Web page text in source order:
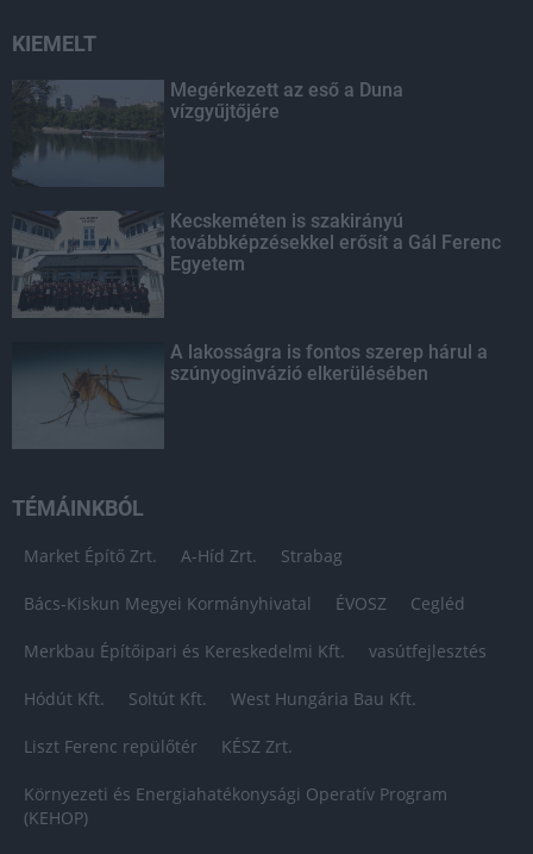
KIEMELT
Megérkezett az eső a Duna
vízgyűjtőjére
Kecskeméten is szakirányú
továbbképzésekkel erősít a Gál Ferenc
Egyetem
A lakosságra is fontos szerep hárul a
szúnyoginvázió elkerülésében
TÉMÁINKBÓL
Market Építő Zrt. A-Híd Zrt. Strabag
Bács-Kiskun Megyei Kormányhivatal ÉVOSZ Cegléd
Merkbau Építőipari és Kereskedelmi Kft. vasútfejlesztés
Hódút Kft. Soltút Kft. West Hungária Bau Kft.
Liszt Ferenc repülőtér KÉSZ Zrt.
Környezeti és Energiahatékonysági Operatív Program
(KEHOP)